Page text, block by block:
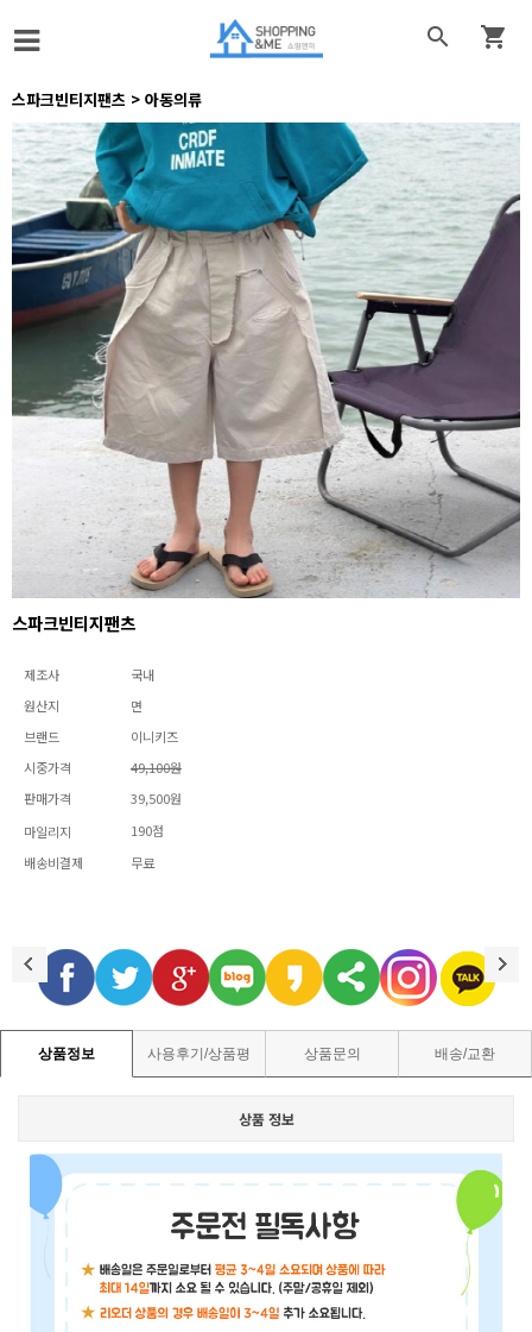
 
스파크빈티지팬츠 > 아동의류
스파크빈티지팬츠
제조사
국내
원산지
면
브랜드
이니키즈
시중가격
49,100원
판매가격
39,500원
마일리지
190점
배송비결제
무료
상품정보 사용후기/상품평 상품문의 배송/교환
상품 정보